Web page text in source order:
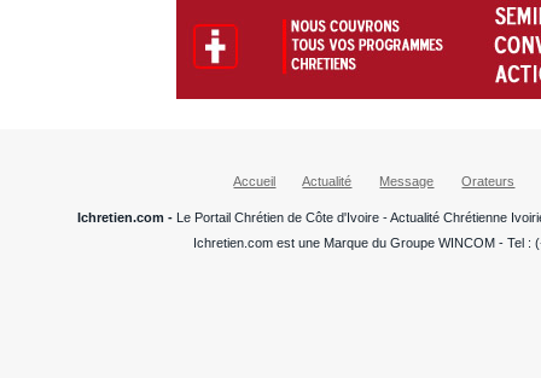
Accueil Actualité Message Orateurs
Ichretien.com - Le Portail Chrétien de Côte d'Ivoire - Actualité Chrétienne
Ichretien.com est une Marque du Groupe WINCOM - Tel :